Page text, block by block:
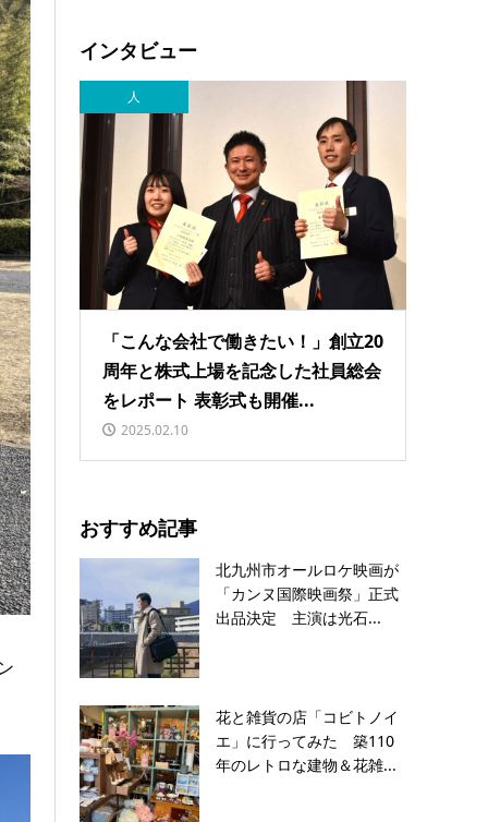
インタビュー
人
「こんな会社で働きたい！」創立20
周年と株式上場を記念した社員総会
をレポート 表彰式も開催...
2025.02.10
おすすめ記事
北九州市オールロケ映画が
「カンヌ国際映画祭」正式
出品決定 主演は光石...
花と雑貨の店「コビトノイ
エ」に行ってみた 築110
年のレトロな建物＆花雑...